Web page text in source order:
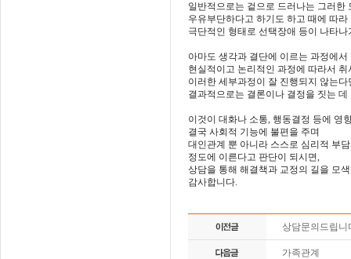
일반적으로는 겉으로 드러나는 그러한
우유부단하다고 하기도 하고 때에 따
극단적인 형태로 선택장애 등이 나타나
아마도 생각과 결단에 이르는 과정에서
현실적이고 논리적인 과정에 따라서
이러한 세부과정이 잘 진행되지 않는다
결과적으로는 결론이나 결정을 짓는
이것이 대화나 소통, 행동결정 등에 영
결국 사회적 기능에 불편을 주며
대인관계 뿐 아니라 스스로 심리적 부
정도에 이른다고 판단이 되시면,
상담을 통해 해결책과 교정의 길을 모
감사합니다.
상담문의드립니
가족관계